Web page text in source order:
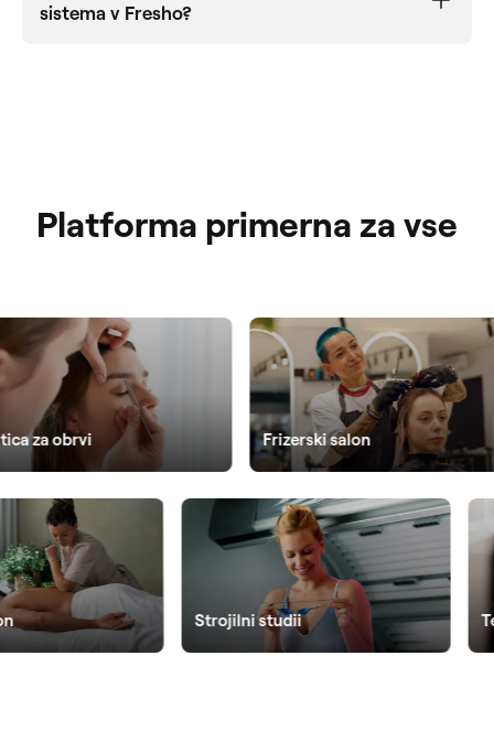
sistema v Fresho?
Platforma primerna za vse
Vrstica za obrvi Frizerski salon
Strojilni studii